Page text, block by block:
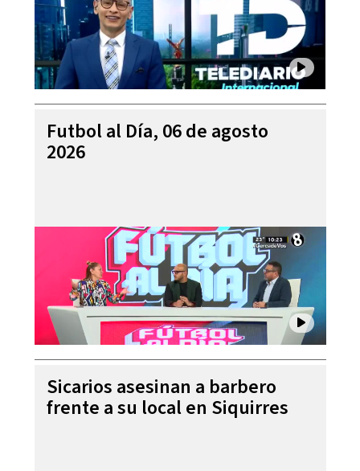
Futbol al Día, 06 de agosto
2026
Sicarios asesinan a barbero
frente a su local en Siquirres